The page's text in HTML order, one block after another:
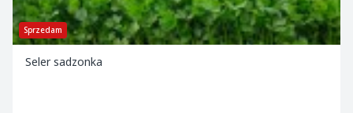
Sprzedam
Seler sadzonka